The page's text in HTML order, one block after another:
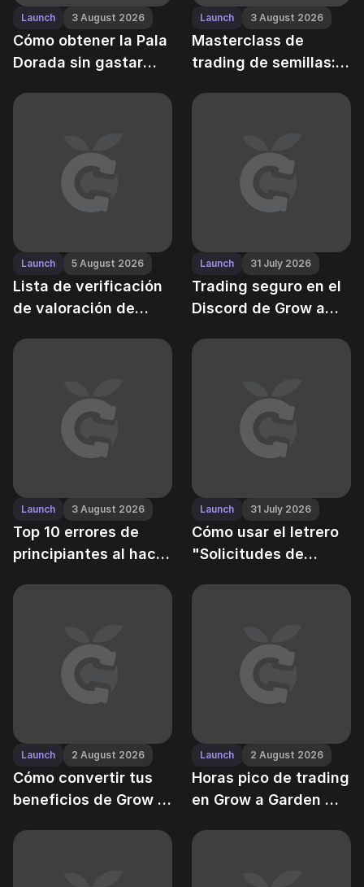
Launch 3 August 2026
Cómo obtener la Pala
Dorada sin gastar
Launch 3 August 2026
Masterclass de
trading de semillas:
apretón de manos a
Launch 5 August 2026
Lista de verificación
de valoración de
valorar tus criaturas
Launch 31 July 2026
Trading seguro en el
Discord de Grow a
definitiva
Launch 3 August 2026
Top 10 errores de
principiantes al hacer
Launch 31 July 2026
Cómo usar el letrero
"Solicitudes de
Garden
Launch 2 August 2026
Cómo convertir tus
beneficios de Grow a
caminos legales vs
Launch 2 August 2026
Horas pico de trading
en Grow a Garden —
actividad del